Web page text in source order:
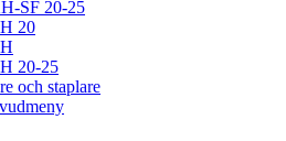
SF 20-25
20
20-25
och staplare